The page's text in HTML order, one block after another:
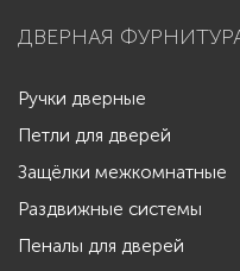
ДВЕРНАЯ
Ручки дверные
Петли для дверей
Защёлки межкомнатные
Раздвижные системы
Пеналы для дверей